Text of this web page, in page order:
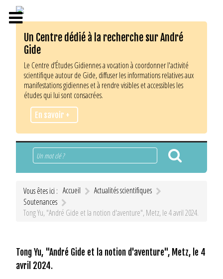
Un Centre dédié à la recherche sur André
Gide
Le Centre d’Études Gidiennes a vocation à coordonner l'activité
scientifique autour de Gide, diffuser les informations relatives aux
manifestations gidiennes et à rendre visibles et accessibles les
études qui lui sont consacrées.
En savoir +
Rechercher
Vous êtes ici : Accueil
Actualités scientifiques
Soutenances
Tong Yu, "André Gide et la notion d'aventure", Metz, le 4 avril 2024.
Tong Yu, "André Gide et la notion d'aventure", Metz, le 4
avril 2024.